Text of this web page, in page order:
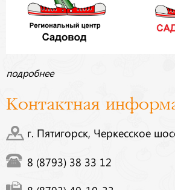
подробнее
Контактная
г. Пятигорск, Черкесское
8 (8793) 38 33 12